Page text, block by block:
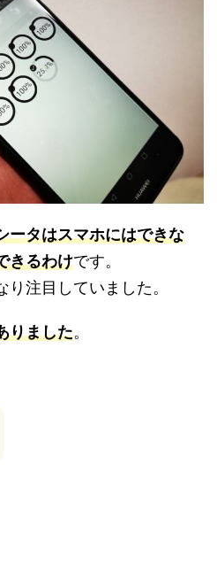
ータはスマホにはできな
きるわけです。
注目していました。
りました。